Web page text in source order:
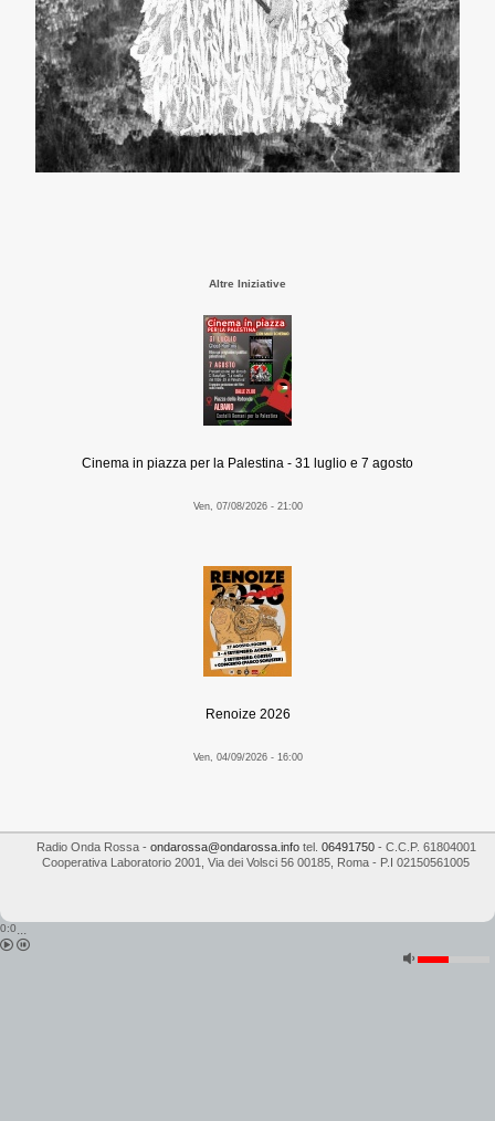
Altre Iniziative
Cinema in piazza per la Palestina - 31 luglio e 7 agosto
Ven, 07/08/2026 - 21:00
Renoize 2026
Ven, 04/09/2026 - 16:00
Radio Onda Rossa- ondarossa@ondarossa.infotel. 06491750- C.C.P. 61804001
Cooperativa Laboratorio 2001
Via dei Volsci 56 00185 Roma - P.I 02150561005
0:0...